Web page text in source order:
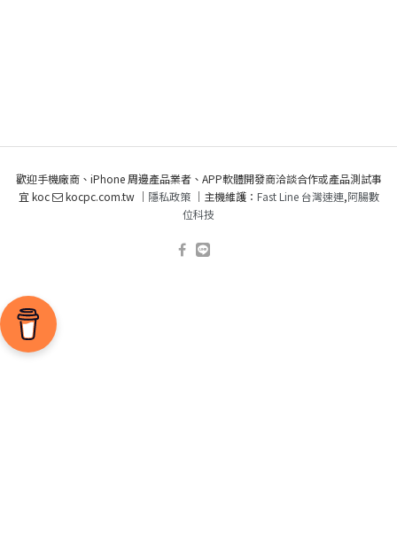
歡迎手機廠商、iPhone 周邊產品業者、APP軟體開發商洽談合作或產品測試事
宜 koc
kocpc.com.tw ｜ 隱私政策｜主機維護： Fast Line 台灣速連,阿腸數
位科技